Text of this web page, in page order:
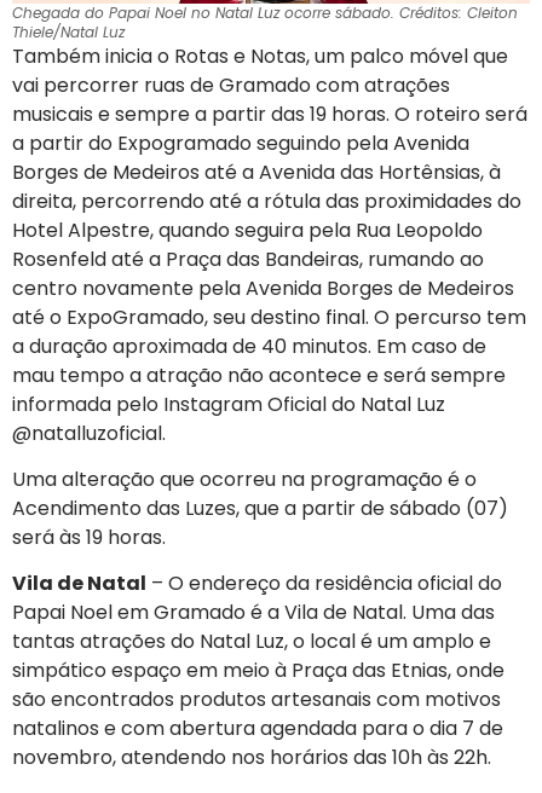
Chegada do Papai Noel no Natal Luz ocorre sábado. Créditos: Cleiton
Thiele/Natal Luz
Também inicia o Rotas e Notas, um palco móvel que
vai percorrer ruas de Gramado com atrações
musicais e sempre a partir das 19 horas. O roteiro será
a partir do Expogramado seguindo pela Avenida
Borges de Medeiros até a Avenida das Hortênsias, à
direita, percorrendo até a rótula das proximidades do
Hotel Alpestre, quando seguira pela Rua Leopoldo
Rosenfeld até a Praça das Bandeiras, rumando ao
centro novamente pela Avenida Borges de Medeiros
até o ExpoGramado, seu destino final. O percurso tem
a duração aproximada de 40 minutos. Em caso de
mau tempo a atração não acontece e será sempre
informada pelo Instagram Oficial do Natal Luz
@natalluzoficial.
Uma alteração que ocorreu na programação é o
Acendimento das Luzes, que a partir de sábado (07)
será às 19 horas.
Vila de Natal – O endereço da residência oficial do
Papai Noel em Gramado é a Vila de Natal. Uma das
tantas atrações do Natal Luz, o local é um amplo e
simpático espaço em meio à Praça das Etnias, onde
são encontrados produtos artesanais com motivos
natalinos e com abertura agendada para o dia 7 de
novembro, atendendo nos horários das 10h às 22h.